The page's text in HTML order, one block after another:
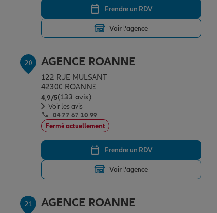
Prendre un RDV
Voir l'agence
20 AGENCE ROANNE
122 RUE MULSANT
42300 ROANNE
4,9/5Note de 4.9 sur 5
(133 avis)
Voir les avis
04 77 67 10 99
Fermé actuellement
Prendre un RDV
Voir l'agence
21 AGENCE ROANNE